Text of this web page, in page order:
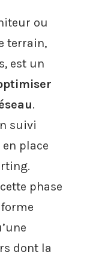
ou
terrain,
est un
.
suivi
place
phase
dont la